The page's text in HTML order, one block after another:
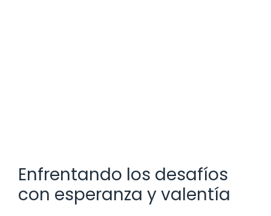
Enfrentando los desafíos
con esperanza y valentía